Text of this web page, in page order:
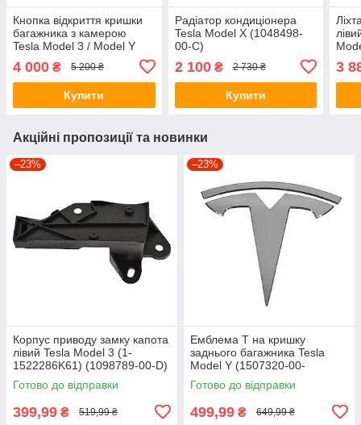
Кнопка відкриття кришки
багажника з камерою
Tesla Model 3 / Model Y
(1095949-00-E / 1105486-
00-E)
4 000 ₴ 5 200 ₴
Купити
Радіатор кондиціонера
Tesla Model X (1048498-
00-C)
2 100₴ 2 730 ₴
Купити
3
Акційні пропозиції та новинки
–23%
Корпус приводу замку капота
лівий Tesla Model 3 (1-
1522286K61) (1098789-00-D)
Готово до відправки
399,99 ₴ 519,99 ₴
–23%
Емблема T на кришку
заднього багажника Tesla
Model Y (1507320-00-
C/1607786-00-A)
Готово до відправки
499,99 ₴ 649,99 ₴